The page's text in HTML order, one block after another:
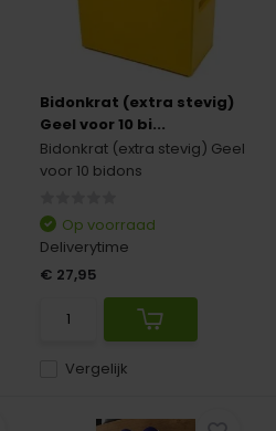
Bidonkrat (extra stevig)
Geel voor 10 bi...
Bidonkrat (extra stevig) Geel
voor 10 bidons
Vergelijk
Op voorraad
Deliverytime
€ 27,95